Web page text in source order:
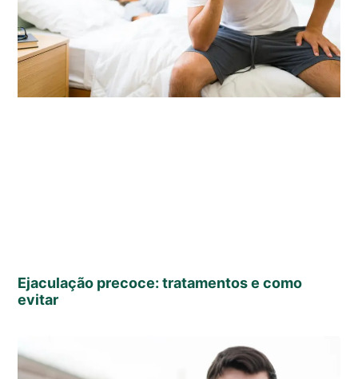
Ejaculação precoce: tratamentos e como
evitar